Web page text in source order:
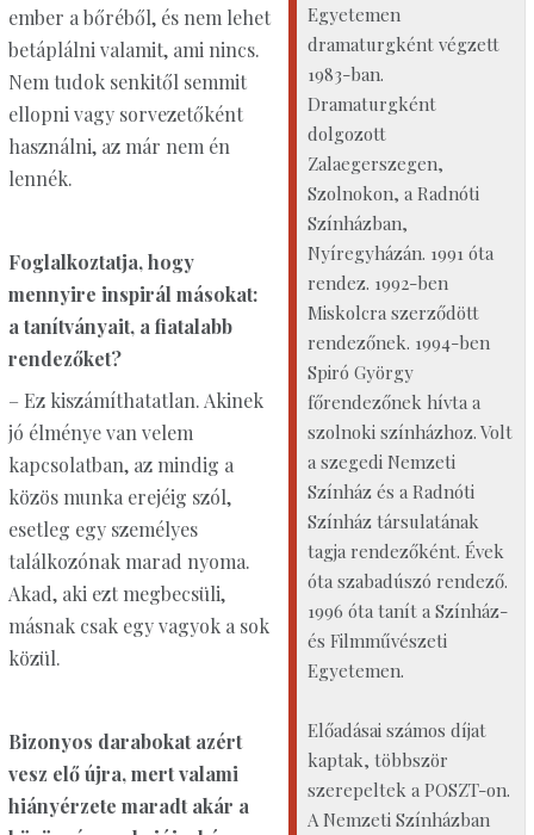
Egyetemen
dramaturgként végzett
1983-ban.
Dramaturgként
dolgozott
Zalaegerszegen,
Szolnokon, a Radnóti
Színházban,
Nyíregyházán. 1991 óta
rendez. 1992-ben
Miskolcra szerződött
rendezőnek. 1994-ben
Spiró György
főrendezőnek hívta a
szolnoki színházhoz. Volt
a szegedi Nemzeti
Színház és a Radnóti
Színház társulatának
tagja rendezőként. Évek
óta szabadúszó rendező.
1996 óta tanít a Színház-
és Filmművészeti
Egyetemen.
Előadásai számos díjat
kaptak, többször
szerepeltek a POSZT-on.
A Nemzeti Színházban
ember a bőréből, és nem lehet
betáplálni valamit, ami nincs.
Nem tudok senkitől semmit
ellopni vagy sorvezetőként
használni, az már nem én
lennék.
Foglalkoztatja, hogy
mennyire inspirál másokat:
a tanítványait, a fiatalabb
rendezőket?
– Ez kiszámíthatatlan. Akinek
jó élménye van velem
kapcsolatban, az mindig a
közös munka erejéig szól,
esetleg egy személyes
találkozónak marad nyoma.
Akad, aki ezt megbecsüli,
másnak csak egy vagyok a sok
közül.
Bizonyos darabokat azért
vesz elő újra, mert valami
hiányérzete maradt akár a